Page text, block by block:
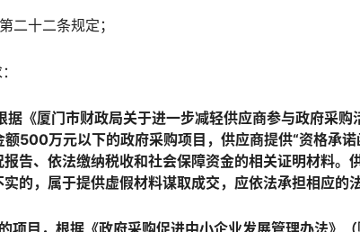
二十二条规定；
《厦门市财政局关于进一步减轻供应商参与政府采购
额500万元以下的政府采购项目，供应商提供“资格承
告、依法缴纳税收和社会保障资金的相关证明材料。
的，属于提供虚假材料谋取成交，应依法承担相应的法
项目，根据《政府采购促进中小企业发展管理办法